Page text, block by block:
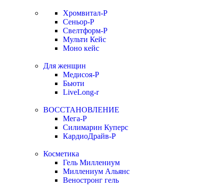
Хромвитал-Р
Сеньор-Р
Свелтформ-Р
Мульти Кейс
Моно кейс
Для женщин
Медисоя-Р
Бьюти
LiveLong-r
ВОССТАНОВЛЕНИЕ
Мега-Р
Силимарин Куперс
КардиоДрайв-Р
Косметика
Гель Миллениум
Миллениум Альянс
Веностронг гель